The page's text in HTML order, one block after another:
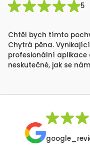
5
Chtěl bych tímto
Chytrá pěna.
profesionální aplikace
neskutečné, jak se
děkujeme za realizaci
Deštné v Orlických